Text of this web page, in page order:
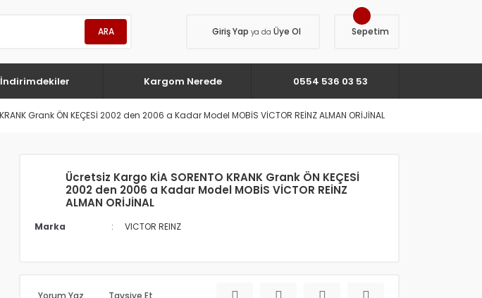
ARA Giriş Yap ya da Üye Ol Sepetim
İndirimdekiler Kargom Nerede 0554 536 03 53
Grank ÖN KEÇESİ 2002 den 2006 a Kadar Model MOBİS VİCTOR REİNZ ALMAN ORİJİNAL
Ücretsiz Kargo KİA SORENTO KRANK Grank ÖN KEÇESİ
2002 den 2006 a Kadar Model MOBİS VİCTOR REİNZ
ALMAN ORİJİNAL
Marka VICTOR REINZ
Yorum Yaz Tavsiye Et